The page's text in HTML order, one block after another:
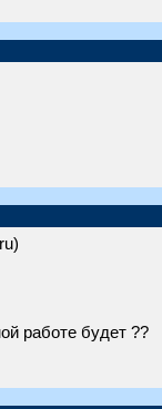
работе будет ??